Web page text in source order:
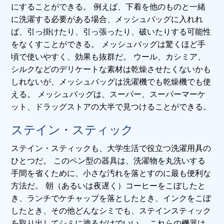
にすることができる。 例えば、下着を他のものと一緒
に洗濯する必要がある場合、メッシュバッグに入れれ
ば、引っ掛けたり、引っ張ったり、破いたりする可能性
をなくすことができる。 メッシュバッグは驚くほど手
頃で使いやすく、効果も抜群だ。 ウール、カシミア、
シルクなどのデリケートな素材は乾燥させたくないかも
しれないが、メッシュバッグは洗濯機でも乾燥機でも使
える。 メッシュバッグは、スーパー、スーパーマーケ
ット、ドラッグストアの大半で見つけることができる。
ステイン・スティック
ステイン・スティックも、大学生活で役立つ洗濯用具の
ひとつだ。 このペン型の器具は、洗濯物を丸洗いする
手間を省くために、小さな汚れを落とすのに最も便利な
方法だ。 朝（あるいは夜遅く）コーヒーをこぼしたと
き、ランチでケチャップを落としたとき、インクをこぼ
したとき、その他どんなシミでも、ステインスティック